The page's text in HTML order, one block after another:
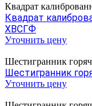
Квадрат
Квадрат
ХВСГФ
Уточнить цену
Шестигранник
Шестигранник
Уточнить цену